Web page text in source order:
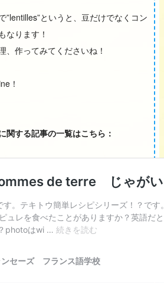
”lentilles”というと、豆だけでなくコン
なります！
、作ってみてくださいね！
！
関する記事の一覧はこちら：